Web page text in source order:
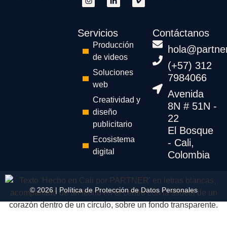
Servicios
Producción
de videos
Soluciones
web
Creatividad y
diseño
publicitario
Ecosistema
digital
Contáctanos
(+57) 312
7984066
Avenida
8N # 51N -
22
El Bosque
- Cali,
Colombia
© 2026 | Política de Protección de Datos Personales